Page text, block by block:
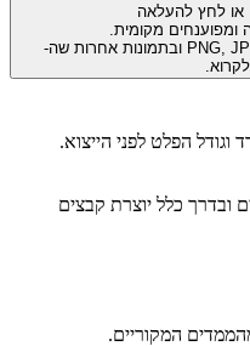
או לחץ להעלאה
מקומית.
תומך ב-PNG, JPEG, GIF, SVG, WebP, AVIF ובתמונות אחרות שה-
ובדרך כלל יוצרת קבצים